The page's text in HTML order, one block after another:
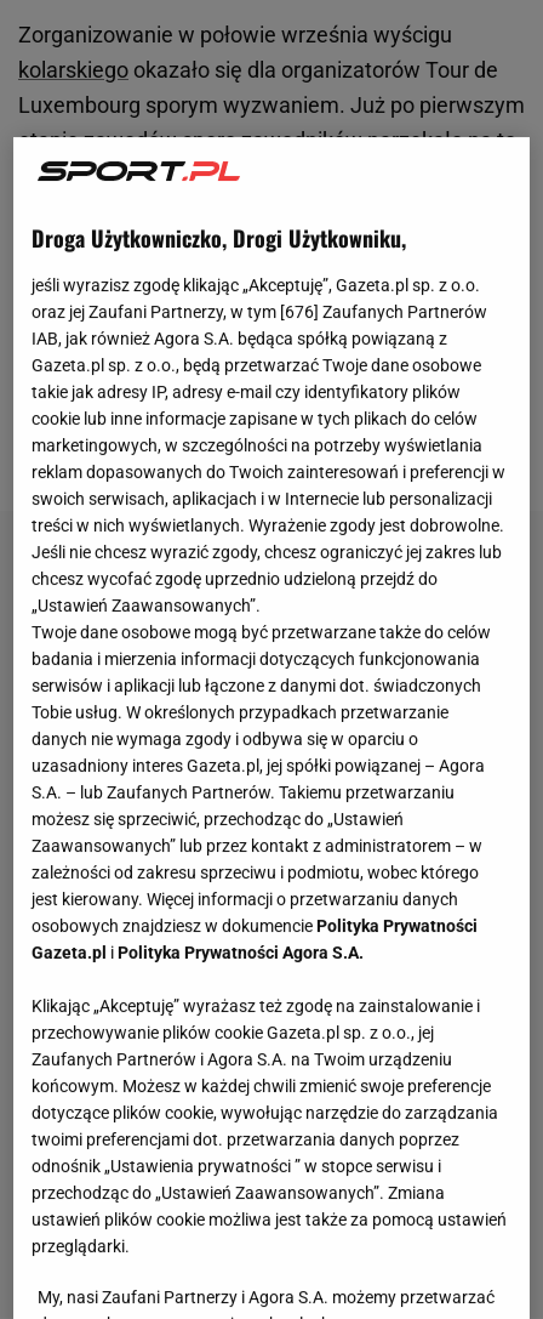
Zorganizowanie w połowie września wyścigu
kolarskiego okazało się dla organizatorów Tour de
Luxembourg sporym wyzwaniem. Już po pierwszym
etapie zawodów sporo zawodników narzekało na to,
co działo się na trasie. Jacopo Guarnieri, na swoje
telewizyjnej, jakkolarzemijają stojące na ulicy auta,
które szczególnie licznie zaparkowane były na kilka
kilometrów przed metą, gdy kolarze pędzili po
drodze z prędkością 70kmna godzinę. - Na 4,5 km
przed metą na prawym pasie stał nawet wielki
autobus - podkreślał oburzony Guarnieri, prezentując
pojazd blokujący pół drogi.
Droga Użytkowniczko, Drogi Użytkowniku,
jeśli wyrazisz zgodę klikając „Akceptuję”, Gazeta.pl sp. z o.o.
oraz jej Zaufani Partnerzy, w tym [676] Zaufanych Partnerów
IAB, jak również Agora S.A. będąca spółką powiązaną z
Gazeta.pl sp. z o.o., będą przetwarzać Twoje dane osobowe
takie jak adresy IP, adresy e-mail czy identyfikatory plików
cookie lub inne informacje zapisane w tych plikach do celów
marketingowych, w szczególności na potrzeby wyświetlania
reklam dopasowanych do Twoich zainteresowań i preferencji w
swoich serwisach, aplikacjach i w Internecie lub personalizacji
treści w nich wyświetlanych. Wyrażenie zgody jest dobrowolne.
Jeśli nie chcesz wyrazić zgody, chcesz ograniczyć jej zakres lub
chcesz wycofać zgodę uprzednio udzieloną przejdź do
„Ustawień Zaawansowanych”.
Twoje dane osobowe mogą być przetwarzane także do celów
badania i mierzenia informacji dotyczących funkcjonowania
serwisów i aplikacji lub łączone z danymi dot. świadczonych
Tobie usług. W określonych przypadkach przetwarzanie
danych nie wymaga zgody i odbywa się w oparciu o
uzasadniony interes Gazeta.pl, jej spółki powiązanej – Agora
S.A. – lub Zaufanych Partnerów. Takiemu przetwarzaniu
możesz się sprzeciwić, przechodząc do „Ustawień
Zaawansowanych” lub przez kontakt z administratorem – w
zależności od zakresu sprzeciwu i podmiotu, wobec którego
jest kierowany. Więcej informacji o przetwarzaniu danych
osobowych znajdziesz w dokumenciePolityka Prywatności
Gazeta.pl iPolityka Prywatności Agora S.A.
Klikając „Akceptuję” wyrażasz też zgodę na zainstalowanie i
przechowywanie plików cookie Gazeta.pl sp. z o.o., jej
Zaufanych Partnerów i Agora S.A. na Twoim urządzeniu
końcowym. Możesz w każdej chwili zmienić swoje preferencje
dotyczące plików cookie, wywołując narzędzie do zarządzania
twoimi preferencjami dot. przetwarzania danych poprzez
odnośnik „Ustawienia prywatności ” w stopce serwisu i
przechodząc do „Ustawień Zaawansowanych”. Zmiana
ustawień plików cookie możliwa jest także za pomocą ustawień
przeglądarki.
My, nasi Zaufani Partnerzy i Agora S.A. możemy przetwarzać